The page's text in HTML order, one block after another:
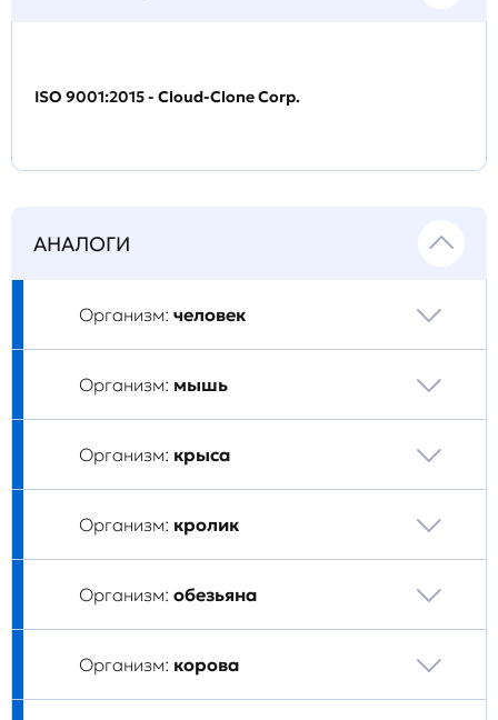
ISO 9001:2015 - Cloud-Clone Corp.
АНАЛОГИ
Организм: человек
Организм: мышь
Организм: крыса
Организм: кролик
Организм: обезьяна
Организм: корова